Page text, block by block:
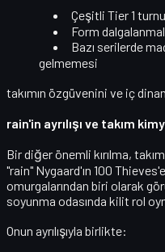
Çeşitli Tier 1
Form
Bazı serilerde
gelmemesi
takımın özgüvenini ve iç
rain'in ayrılışı ve takım
Bir diğer önemli kırılma,
"rain" Nygaard'ın 100 Thieves
omurgalarından biri olarak
soyunma odasında kilit rol
Onun ayrılışıyla birlikte: